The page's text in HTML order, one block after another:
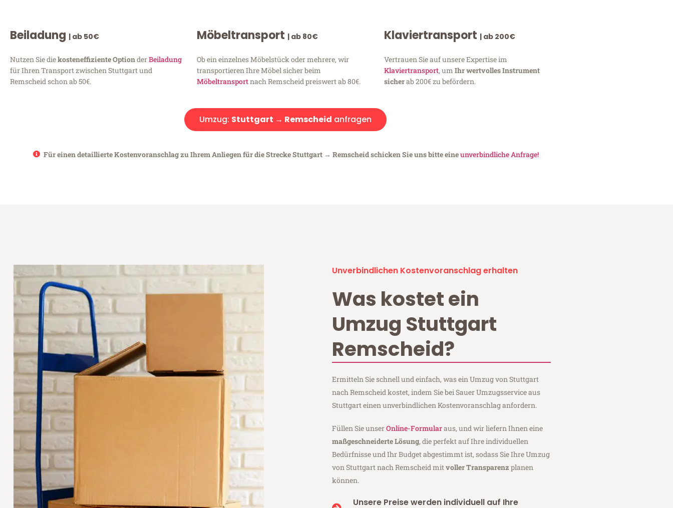
Beiladung | ab 50€
Nutzen Sie diekosteneffiziente OptionderBeiladung
für Ihren Transport zwischen Stuttgart und
Remscheid schon ab 50€.
Möbeltransport | ab 80€
Ob ein einzelnes Möbelstück oder mehrere, wir
transportieren Ihre Möbel sicher beim
Möbeltransportnach Remscheid preiswert ab 80€.
Klaviertransport | ab 200€
Vertrauen Sie auf unsere Expertise im
Klaviertransport, um Ihr wertvolles Instrument
sicherab 200€ zu befördern.
Umzug: Stuttgart → Remscheid anfragen
Für einen detaillierte Kostenvoranschlag zu Ihrem Anliegen für die Strecke Stuttgart → Remscheid schicken Sie uns bitte eineunverbindliche Anfrage!
Unverbindlichen Kostenvoranschlag erhalten
Was kostet ein
Umzug Stuttgart
Remscheid?
Ermitteln Sie schnell und einfach, was ein Umzug von Stuttgart
nach Remscheid kostet, indem Sie bei Sauer Umzugsservice aus
Stuttgart einen unverbindlichen Kostenvoranschlag anfordern.
Füllen Sie unserOnline-Formularaus, und wir liefern Ihnen eine
maßgeschneiderte Lösung, die perfekt auf Ihre individuellen
Bedürfnisse und Ihr Budget abgestimmt ist, sodass Sie Ihre Umzug
von Stuttgart nach Remscheid mitvoller Transparenz planen
können.
Unsere Preise werden individuell auf Ihre